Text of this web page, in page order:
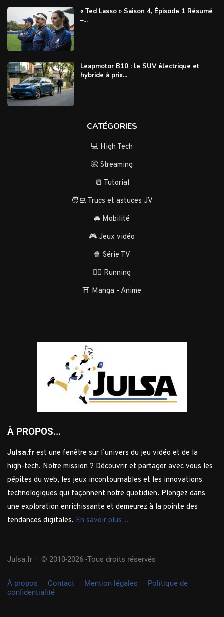
« Ted Lasso » Saison 4, Épisode 1 Résumé
–...
Leapmotor B10 : le SUV électrique et
hybride à prix...
CATÉGORIES
💻 High Tech
📀 Streaming
📒 Tutorial
🧑‍💻 Trucs et astuces JV
🚘 Mobilité
🎮 Jeux vidéo
🍿 Série TV
🏃‍♂️ Running
⛩️ Manga - Anime
À PROPOS...
Julsa.fr est une fenêtre sur l’univers du jeu vidéo et de la
high-tech. Notre mission ? Découvrir et partager avec vous les
pépites du web, les jeux incontournables et les innovations
technologiques qui façonnent notre quotidien. Plongez dans
une exploration enrichissante et demeurez à la pointe des
tendances digitales. En savoir plus…
Julsa.fr – © 2010-2026 -Tous droits réservés
À propos Contact Mention légales
Politique de
confidentialité